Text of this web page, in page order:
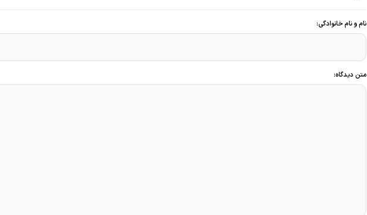
نام و نام خانوادگی:
متن دیدگاه: